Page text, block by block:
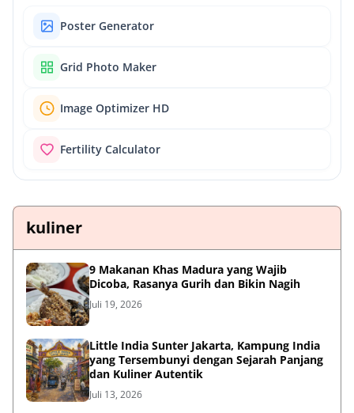
Poster Generator
Grid Photo Maker
Image Optimizer HD
Fertility Calculator
kuliner
9 Makanan Khas Madura yang Wajib
Dicoba, Rasanya Gurih dan Bikin Nagih
Juli 19, 2026
Little India Sunter Jakarta, Kampung India
yang Tersembunyi dengan Sejarah Panjang
dan Kuliner Autentik
Juli 13, 2026